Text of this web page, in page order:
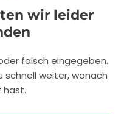
wir leider
falsch eingegeben.
schnell weiter, wonach
hast.